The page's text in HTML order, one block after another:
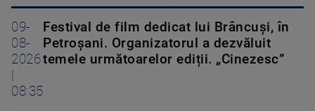
09-
08-
2026
08:35
Festival de film dedicat lui Brâncuși, în
Petroșani. Organizatorul a dezvăluit
temele următoarelor ediții. „Cinezesc”